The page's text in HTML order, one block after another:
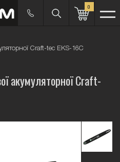
0
Craft-tec EKS-16С
акумуляторної Craft-